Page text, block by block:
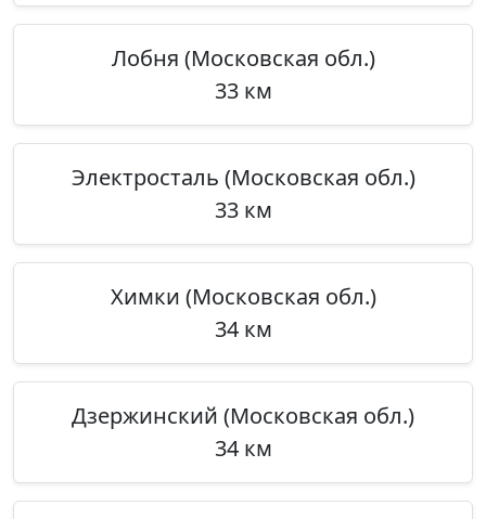
Лобня (Московская обл.)
33 км
Электросталь (Московская обл.)
33 км
Химки (Московская обл.)
34 км
Дзержинский (Московская обл.)
34 км